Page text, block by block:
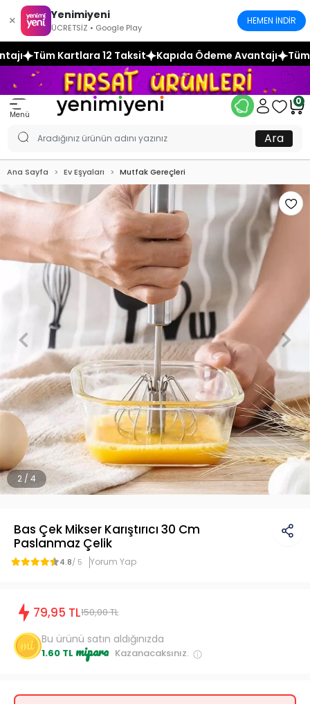
× Yenimiyeni
ÜCRETSİZ • Google Play
HEMEN İNDİR
Taksit Kapıda Ödeme Avantajı Tüm Kartlara 12 Taksit
Menü
0
Ara
Ana Sayfa Ev Eşyaları Mutfak Gereçleri
2 / 4
Bas Çek Mikser Karıştırıcı 30 Cm
Paslanmaz Çelik
4.8/ 5 Yorum Yap
79,95 TL150,00 TL
Bu ürünü satın aldığınızda
1.60 TL mipara Kazanacaksınız.